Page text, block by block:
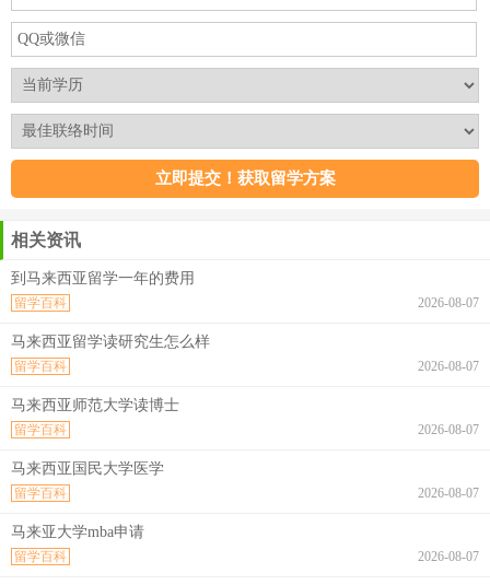
相关资讯
到马来西亚留学一年的费用
2026-08-07
留学百科
马来西亚留学读研究生怎么样
2026-08-07
留学百科
马来西亚师范大学读博士
2026-08-07
留学百科
马来西亚国民大学医学
2026-08-07
留学百科
马来亚大学mba申请
2026-08-07
留学百科